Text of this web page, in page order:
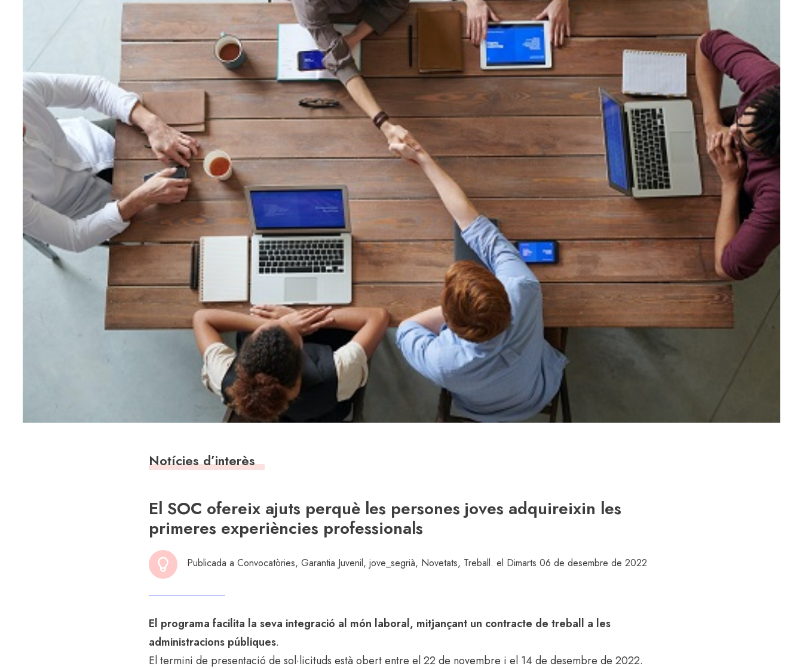
Notícies d’interès
El SOC ofereix ajuts perquè les persones joves adquireixin les
primeres experiències professionals
Publicada aConvocatòries,Garantia Juvenil,jove_segrià, Novetats, Treball. el Dimarts 06 de desembre de 2022
El programa facilita la seva integració al món laboral, mitjançant un contracte de treball a les
administracions públiques.
El termini de presentació de sol·licituds està obert entre el 22 de novembre i el 14 de desembre de 2022.